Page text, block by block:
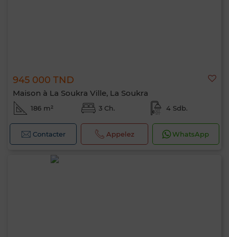
945 000 TND
Maison à La Soukra Ville, La Soukra
186 m² 3 Ch. 4 Sdb.
Contacter Appelez WhatsApp